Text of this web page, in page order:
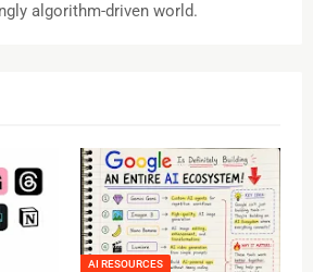
algorithm-driven world.
AI RESOURCES